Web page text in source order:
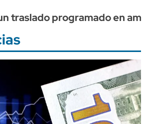
traslado programado en